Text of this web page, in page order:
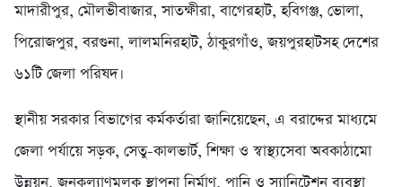
মাদারীপুর, মৌলভীবাজার, সাতক্ষীরা, বাগেরহাট, হবিগঞ্জ, ভোলা,
পিরোজপুর, বরগুনা, লালমনিরহাট, ঠাকুরগাঁও, জয়পুরহাটসহ দেশের
৬১টি জেলা পরিষদ।
স্থানীয় সরকার বিভাগের কর্মকর্তারা জানিয়েছেন, এ বরাদ্দের মাধ্যমে
জেলা পর্যায়ে সড়ক, সেতু-কালভার্ট, শিক্ষা ও স্বাস্থ্যসেবা অবকাঠামো